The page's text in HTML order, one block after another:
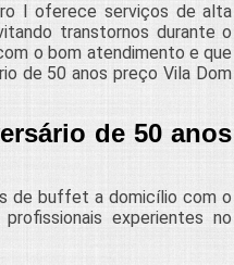
I oferece serviços de alta
transtornos durante o
o bom atendimento e que
de 50 anos preço Vila Dom
de 50 anos
de buffet a domicílio com o
experientes no